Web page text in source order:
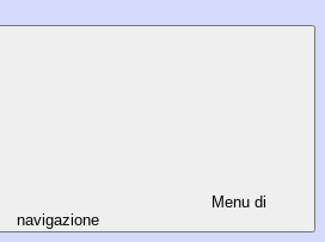
Menu di
navigazione